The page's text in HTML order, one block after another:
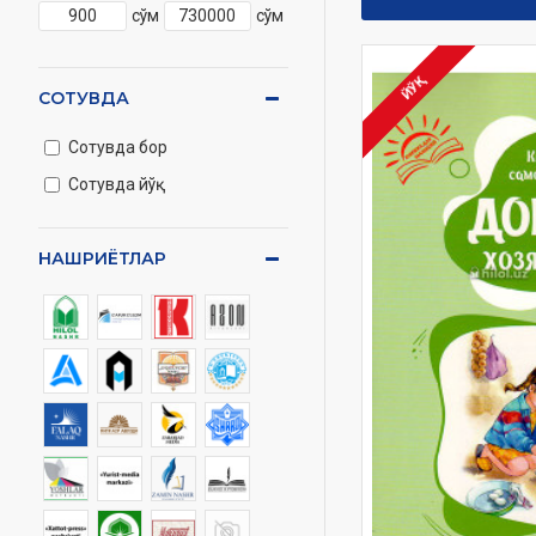
сўм сўм
НАШРИЁТЛАР
СОТУВДА
Сотувда бор
Сотувда йўқ
ЙЎҚ